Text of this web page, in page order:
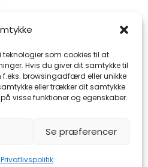
teknologier som cookies til at
Hvis du giver dit samtykke til
browsingadfærd eller unikke
eller trækker dit samtykke
visse funktioner og egenskaber.
Se præferencer